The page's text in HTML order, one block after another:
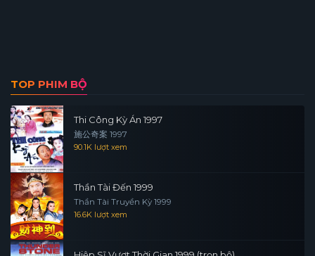
TOP PHIM BỘ
Thi Công Kỳ Án 1997
施公奇案 1997
90.1K lượt xem
Thần Tài Đến 1999
Thần Tài Truyền Kỳ 1999
16.6K lượt xem